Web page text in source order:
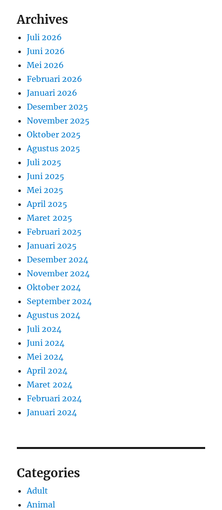
Archives
Juli 2026
Juni 2026
Mei 2026
Februari 2026
Januari 2026
Desember 2025
November 2025
Oktober 2025
Agustus 2025
Juli 2025
Juni 2025
Mei 2025
April 2025
Maret 2025
Februari 2025
Januari 2025
Desember 2024
November 2024
Oktober 2024
September 2024
Agustus 2024
Juli 2024
Juni 2024
Mei 2024
April 2024
Maret 2024
Februari 2024
Januari 2024
Categories
Adult
Animal